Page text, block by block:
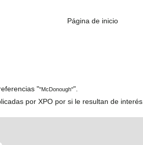
Página de inicio
""McDonough"".
por XPO por si le resultan de interés.